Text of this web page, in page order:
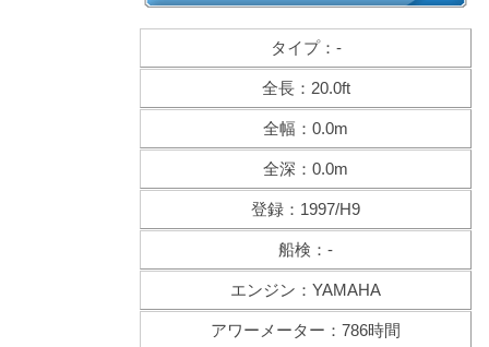
タイプ：-
全長：20.0ft
全幅：0.0m
全深：0.0m
登録：1997/H9
船検：-
エンジン：YAMAHA
アワーメーター：786時間